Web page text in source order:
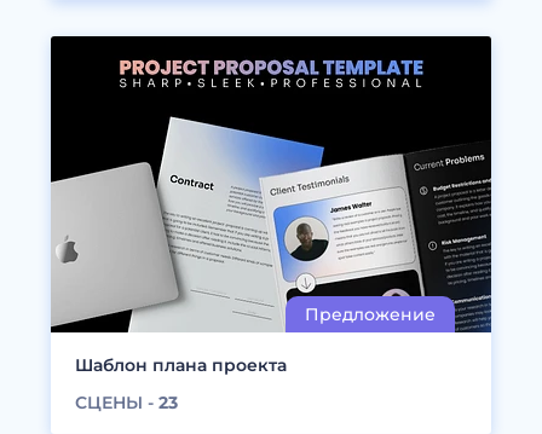
Шаблон плана проекта
СЦЕНЫ - 23